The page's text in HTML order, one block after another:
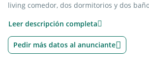
living comedor, dos dormitorios y dos
_ La propiedad se desarrolla sobre un
tiene una superficie aproximada de
Yacoub | Construimos Confianza
Leer descripción completa
Pedir más datos al anunciante